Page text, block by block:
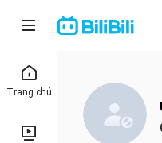
Trang chủ